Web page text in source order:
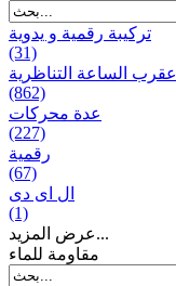
تركيبة رقمية و يدوية
(31)
عقرب الساعة التناظرية
(862)
عدة محركات
(227)
رقمية
(67)
ال ای دی
(1)
عرض المزيد...
مقاومة للماء